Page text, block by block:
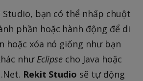
Studio, bạn có thể nhấp chuột
phần hoặc hành động để di
hoặc xóa nó giống như bạn
như Eclipse cho Java hoặc
Rekit Studio sẽ tự động